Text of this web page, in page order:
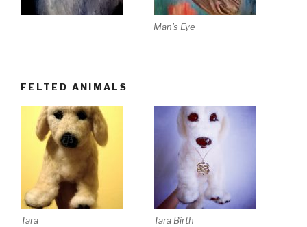
Man’s Eye
FELTED ANIMALS
Tara Tara Birth